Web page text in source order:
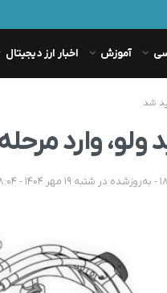
آموزش اخبار ارز دیجیتال
شد
وارد